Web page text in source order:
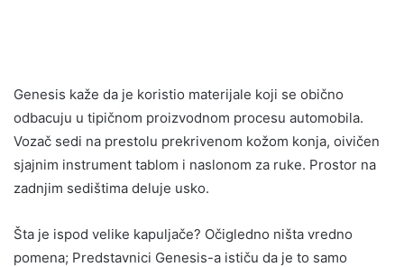
Genesis kaže da je koristio materijale koji se obično
odbacuju u tipičnom proizvodnom procesu automobila.
Vozač sedi na prestolu prekrivenom kožom konja, oivičen
sjajnim instrument tablom i naslonom za ruke. Prostor na
zadnjim sedištima deluje usko.
Šta je ispod velike kapuljače? Očigledno ništa vredno
pomena; Predstavnici Genesis-a ističu da je to samo